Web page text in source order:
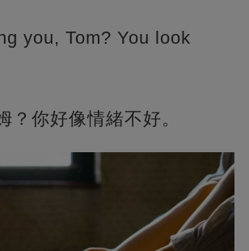
you, Tom? You look
？你好像情緒不好。